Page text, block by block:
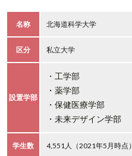
名称 北海道科学大学
区分 私立大学
設置学部
・工学部
・薬学部
・保健医療学部
・未来デザイン学部
学生数 4,551人（2021年5月時点）